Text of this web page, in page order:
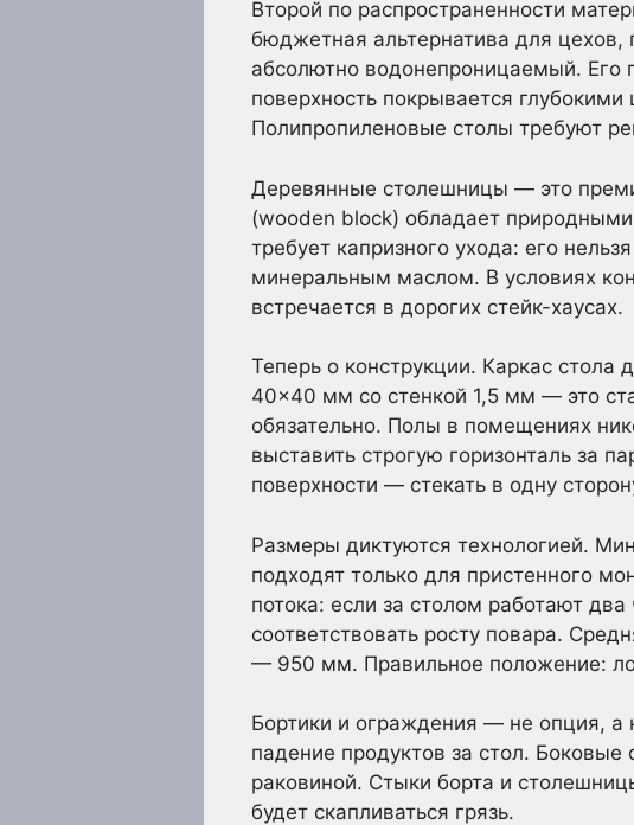
Второй по распространенности
бюджетная альтернатива для цехов,
абсолютно водонепроницаемый. Его
поверхность покрывается
Полипропиленовые столы требуют
Деревянные столешницы — это
(wooden block) обладает
требует капризного ухода: его
минеральным маслом. В условиях
встречается в дорогих стейк-хаусах.
Теперь о конструкции. Каркас
40×40 мм со стенкой 1,5 мм — это
обязательно. Полы в помещениях
выставить строгую горизонталь за
поверхности — стекать в одну
Размеры диктуются технологией.
подходят только для пристенного
потока: если за столом работают
соответствовать росту повара.
— 950 мм. Правильное положение:
Бортики и ограждения — не опция, а
падение продуктов за стол. Боковые
раковиной. Стыки борта и
будет скапливаться грязь.